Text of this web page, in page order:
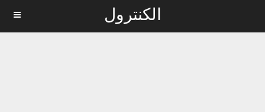
الكنترول MENU